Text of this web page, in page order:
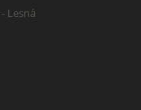
Lesná